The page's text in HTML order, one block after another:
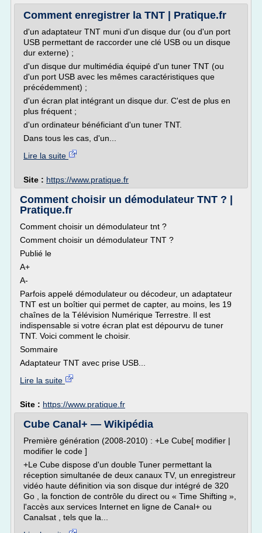
Comment enregistrer la TNT | Pratique.fr
d'un adaptateur TNT muni d'un disque dur (ou d'un port
USB permettant de raccorder une clé USB ou un disque
dur externe) ;
d'un disque dur multimédia équipé d'un tuner TNT (ou
d'un port USB avec les mêmes caractéristiques que
précédemment) ;
d'un écran plat intégrant un disque dur. C'est de plus en
plus fréquent ;
d'un ordinateur bénéficiant d'un tuner TNT.
Dans tous les cas, d'un...
Lire la suite
Site : https://www.pratique.fr
Comment choisir un démodulateur TNT ? |
Pratique.fr
Comment choisir un démodulateur tnt ?
Comment choisir un démodulateur TNT ?
Publié le
A+
A-
Parfois appelé démodulateur ou décodeur, un adaptateur
TNT est un boîtier qui permet de capter, au moins, les 19
chaînes de la Télévision Numérique Terrestre. Il est
indispensable si votre écran plat est dépourvu de tuner
TNT. Voici comment le choisir.
Sommaire
Adaptateur TNT avec prise USB...
Lire la suite
Site : https://www.pratique.fr
Cube Canal+ — Wikipédia
Première génération (2008-2010) : +Le Cube[ modifier |
modifier le code ]
+Le Cube dispose d'un double Tuner permettant la
réception simultanée de deux canaux TV, un enregistreur
vidéo haute définition via son disque dur intégré de 320
Go , la fonction de contrôle du direct ou « Time Shifting »,
l'accès aux services Internet en ligne de Canal+ ou
Canalsat , tels que la...